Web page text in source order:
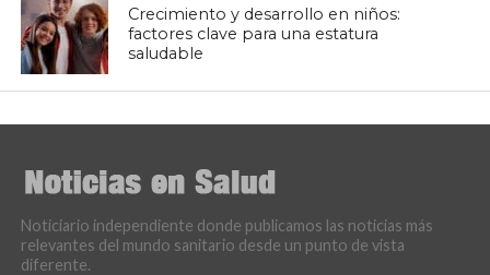
Crecimiento y desarrollo en niños:
factores clave para una estatura
saludable
Noticiario independiente donde publicamos las noticias más
relevantes del mundo sanitario desde un punto de vista
diferente.